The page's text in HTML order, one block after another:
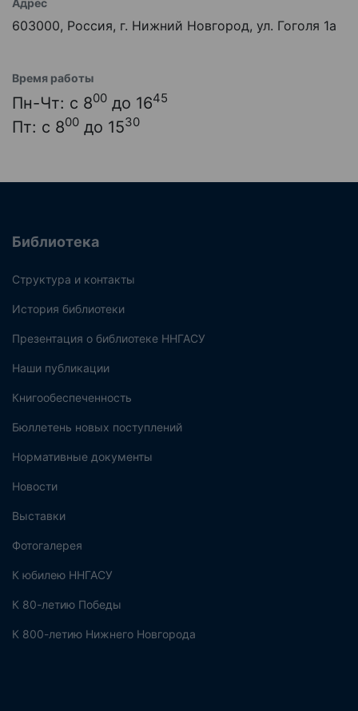
Адрес
603000, Россия, г. Нижний Новгород, ул. Гоголя 1а
Время работы
Пн-Чт: с 800 до 1645
Пт: с 800 до 1530
Библиотека
Структура и контакты
История библиотеки
Презентация о библиотеке ННГАСУ
Наши публикации
Книгообеспеченность
Бюллетень новых поступлений
Нормативные документы
Новости
Выставки
Фотогалерея
К юбилею ННГАСУ
К 80-летию Победы
К 800-летию Нижнего Новгорода